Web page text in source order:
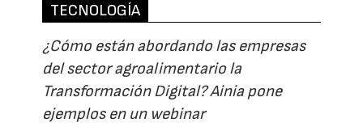
TECNOLOGÍA
¿Cómo están abordando las empresas
del sector agroalimentario la
Transformación Digital? Ainia pone
ejemplos en un webinar